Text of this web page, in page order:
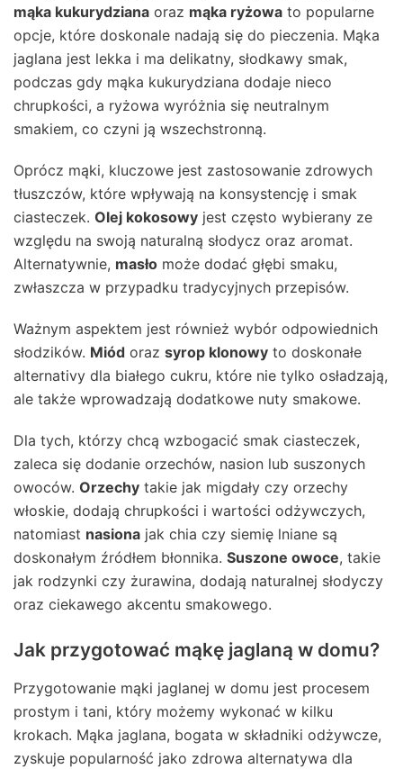
mąka kukurydziana oraz mąka ryżowa to popularne
opcje, które doskonale nadają się do pieczenia. Mąka
jaglana jest lekka i ma delikatny, słodkawy smak,
podczas gdy mąka kukurydziana dodaje nieco
chrupkości, a ryżowa wyróżnia się neutralnym
smakiem, co czyni ją wszechstronną.
Oprócz mąki, kluczowe jest zastosowanie zdrowych
tłuszczów, które wpływają na konsystencję i smak
ciasteczek. Olej kokosowy jest często wybierany ze
względu na swoją naturalną słodycz oraz aromat.
Alternatywnie, masło może dodać głębi smaku,
zwłaszcza w przypadku tradycyjnych przepisów.
Ważnym aspektem jest również wybór odpowiednich
słodzików. Miód oraz syrop klonowy to doskonałe
alternativy dla białego cukru, które nie tylko osładzają,
ale także wprowadzają dodatkowe nuty smakowe.
Dla tych, którzy chcą wzbogacić smak ciasteczek,
zaleca się dodanie orzechów, nasion lub suszonych
owoców. Orzechy takie jak migdały czy orzechy
włoskie, dodają chrupkości i wartości odżywczych,
natomiast nasiona jak chia czy siemię lniane są
doskonałym źródłem błonnika. Suszone owoce, takie
jak rodzynki czy żurawina, dodają naturalnej słodyczy
oraz ciekawego akcentu smakowego.
Jak przygotować mąkę jaglaną w domu?
Przygotowanie mąki jaglanej w domu jest procesem
prostym i tani, który możemy wykonać w kilku
krokach. Mąka jaglana, bogata w składniki odżywcze,
zyskuje popularność jako zdrowa alternatywa dla